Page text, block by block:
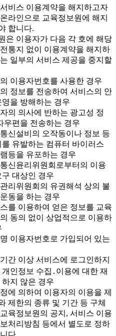
비스 이용계약을 해지하고자
라인으로 교육정보원에 해지
합니다.
은 이용자가 다음 각 호에 해당
통지 없이 이용계약을 해지하
일부의 서비스 제공을 중지할
이용자번호를 사용한 경우
정보를 전송하여 서비스의 안
영을 방해하는 경우
의 의사에 반하는 광고성 정
우편을 전송하는 경우
신설비의 오작동이나 정보 등
를 유발하는 컴퓨터 바이러스
등을 유포하는 경우
신윤리위원회로부터의 이용
대상인 경우
리위원회의 유권해석 상의 불
동을 하는 경우
를 이용하여 얻은 정보를 교육
동의 없이 상업적으로 이용하
이용자번호로 가입되어 있는
간 이상 서비스에 로그인하지
개인정보 수집․이용에 대한 재
하지 않은 경우
에 의하여 이용자의 이용을 제
제한의 종류 및 기간 등 구체
육정보원의 공지, 서비스 이용
처리방침 등에서 별도로 정하